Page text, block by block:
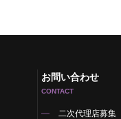
お問い合わせ
CONTACT
二次代理店募集